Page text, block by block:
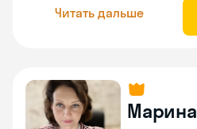
Читать дальше
Марина